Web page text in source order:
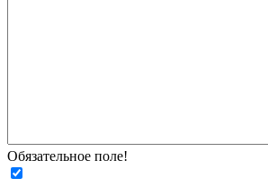
Обязательное поле!